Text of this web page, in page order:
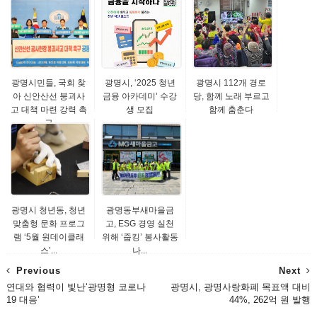
광명시민들, 국회 찾
아 신안산선 붕괴사
고 대책 마련 강력 촉
구
광명시, ‘2025 청년
금융 아카데미’ 수강
생 모집
광명시 112개 경로
당, 함께 노래 부르고
함께 춤춘다
광명시 청년동, 청년
맞춤형 문화 프로그
램 ‘5월 원데이클래
스’...
광명동부새마을금
고, ESG 경영 실천
위해 ‘줍킹’ 봉사활동
나...
Next
광명시, 광명사랑화폐 목표액 대비
44%, 262억 원 발행
Previous
연대와 협력이 빛난‘광명형 코로나
19 대응’